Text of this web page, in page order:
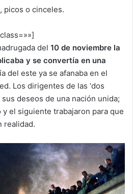
picos o cinceles.
del 10 de noviembre la
y se convertía en una
del este ya se afanaba en el
Los dirigentes de las ‘dos
sus deseos de una nación unida;
y el siguiente trabajaron para que
realidad.